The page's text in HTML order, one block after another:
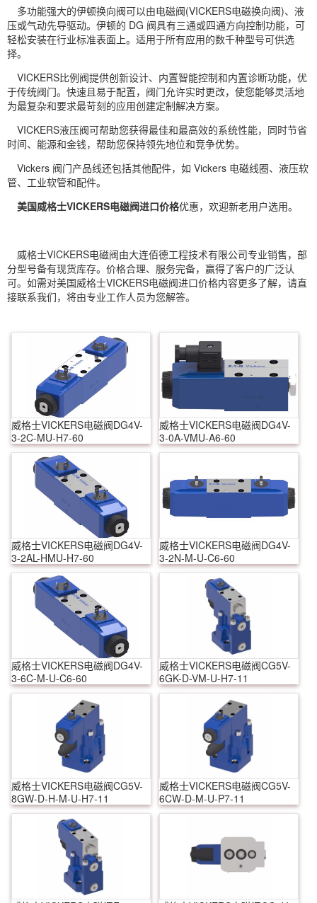
多功能强大的伊顿换向阀可以由电磁阀(VICKERS电磁换向阀)、液
压或气动先导驱动。伊顿的 DG 阀具有三通或四通方向控制功能，可
轻松安装在行业标准表面上。适用于所有应用的数千种型号可供选
择。
VICKERS比例阀提供创新设计、内置智能控制和内置诊断功能，优
于传统阀门。快速且易于配置，阀门允许实时更改，使您能够灵活地
为最复杂和要求最苛刻的应用创建定制解决方案。
VICKERS液压阀可帮助您获得最佳和最高效的系统性能，同时节省
时间、能源和金钱，帮助您保持领先地位和竞争优势。
Vickers 阀门产品线还包括其他配件，如 Vickers 电磁线圈、液压软
管、工业软管和配件。
美国威格士VICKERS电磁阀进口价格优惠，欢迎新老用户选用。
威格士VICKERS电磁阀由大连佰德工程技术有限公司专业销售，部
分型号备有现货库存。价格合理、服务完备，赢得了客户的广泛认
可。如需对美国威格士VICKERS电磁阀进口价格内容更多了解，请直
接联系我们，将由专业工作人员为您解答。
威格士VICKERS电磁阀DG4V-
3-2C-MU-H7-60
威格士VICKERS电磁阀DG4V-
3-0A-VMU-A6-60
威格士VICKERS电磁阀DG4V-
3-2AL-HMU-H7-60
威格士VICKERS电磁阀DG4V-
3-2N-M-U-C6-60
威格士VICKERS电磁阀DG4V-
3-6C-M-U-C6-60
威格士VICKERS电磁阀CG5V-
6GK-D-VM-U-H7-11
威格士VICKERS电磁阀CG5V-
8GW-D-H-M-U-H7-11
威格士VICKERS电磁阀CG5V-
6CW-D-M-U-P7-11